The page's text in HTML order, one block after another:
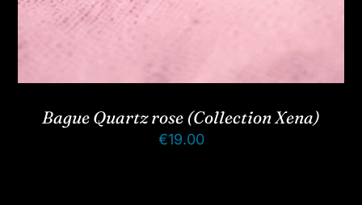
Bague Quartz rose (Collection Xena)
€19.00